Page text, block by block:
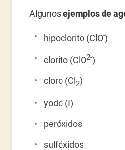
Algunosejemplos de
hipoclorito (ClO-)
clorito (ClO2-)
cloro (Cl 2)
yodo (I)
peróxidos
sulfóxidos